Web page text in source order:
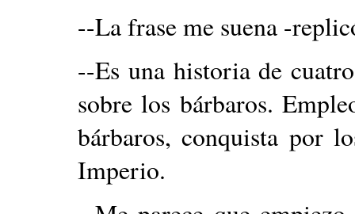
--La frase me suena -
--Es una historia de
sobre los bárbaros.
bárbaros, conquista por
Imperio.